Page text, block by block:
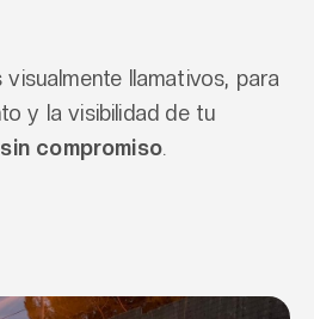
llamativos, para
y la visibilidad de tu
compromiso.